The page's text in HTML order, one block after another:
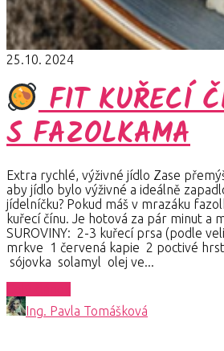
25.10. 2024
FIT KUŘECÍ
S FAZOLKAMA
Extra rychlé, výživné jídlo Zase
aby jídlo bylo výživné a ideálně
jídelníčku? Pokud máš v mrazáku
kuřecí čínu. Je hotová za pár minut a
SUROVINY: 2-3 kuřecí prsa (podle
mrkve 1 červená kapie 2 poctivé
sójovka solamyl olej ve...
Ing. Pavla Tomášková